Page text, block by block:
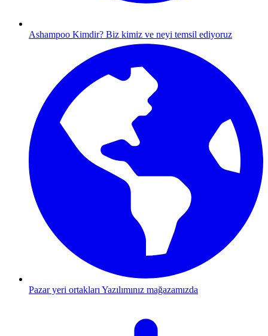
Ashampoo Kimdir? Biz kimiz ve neyi temsil ediyoruz
Pazar yeri ortakları Yazılımınız mağazamızda